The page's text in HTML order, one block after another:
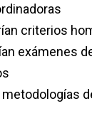
criterios
exámenes